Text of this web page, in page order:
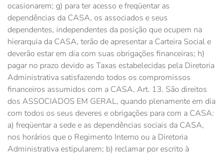
ocasionarem; g) para ter acesso e freqüentar as
dependências da CASA, os associados e seus
dependentes, independentes da posição que ocupem na
hierarquia da CASA, terão de apresentar a Carteira Social e
deverão estar em dia com suas obrigações financeiras; h)
pagar no prazo devido as Taxas estabelecidas pela Diretoria
Administrativa satisfazendo todos os compromissos
financeiros assumidos com a CASA. Art. 13. São direitos
dos ASSOCIADOS EM GERAL, quando plenamente em dia
com todos os seus deveres e obrigações para com a CASA:
a) freqüentar a sede e as dependências sociais da CASA,
nos horários que o Regimento Interno ou a Diretoria
Administrativa estipularem; b) reclamar por escrito à